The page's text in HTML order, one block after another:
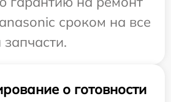
сроком на все
о готовности